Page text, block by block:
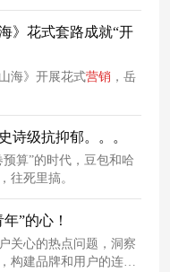
建筑科技大学，通过国
赋能国漫活力，激发年
》花式套路成就“开
海》开展花式营销 ，岳
诗级抗抑郁。。。
算”的时代，豆包和哈
往死里搞。
”的心！
关心的热点问题，洞察
构建品牌和用户的连